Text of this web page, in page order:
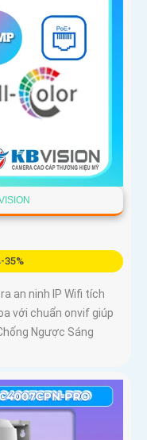
35%
an ninh IP Wifi tích
với chuẩn onvif giúp
Ngược Sáng